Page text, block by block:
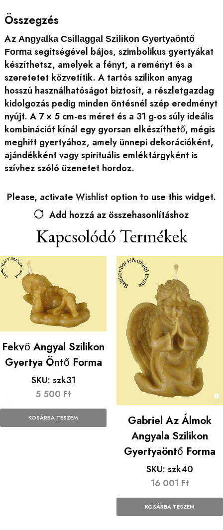
Összegzés
Az Angyalka Csillaggal Szilikon Gyertyaöntő
Formasegítségével bájos, szimbolikus gyertyákat
készíthetsz, amelyek a fényt, a reményt és a
szeretetet közvetítik. A tartós szilikon anyag
hosszú használhatóságot biztosít, a részletgazdag
kidolgozás pedig minden öntésnél szép eredményt
nyújt. A 7 × 5 cm-es méret és a 31 g-os súly ideális
kombinációt kínál egy gyorsan elkészíthető, mégis
meghitt gyertyához, amely ünnepi dekorációként,
ajándékként vagy spirituális emléktárgyként is
szívhez szóló üzenetet hordoz.
Please, activate Wishlist option to use this widget.
Add hozzá az összehasonlításhoz
Kapcsolódó Termékek
Fekvő Angyal Szilikon
Gyertya Öntő Forma
SKU: szk31
5 500 Ft
KOSÁRBA TESZEM
Gabriel Az Álmok
Angyala Szilikon
Gyertyaöntő Forma
SKU: szk40
16 001 Ft
KOSÁRBA TESZEM